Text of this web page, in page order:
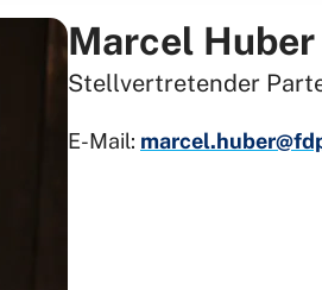
Marcel Huber
Stellvertretender
E-Mail: